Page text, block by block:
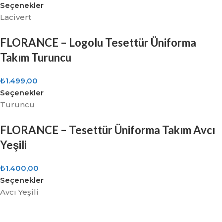
Seçenekler
Lacivert
FLORANCE – Logolu Tesettür Üniforma
Takım Turuncu
₺1.499,00
Seçenekler
Turuncu
FLORANCE – Tesettür Üniforma Takım Avcı
Yeşili
₺1.400,00
Seçenekler
Avcı Yeşili